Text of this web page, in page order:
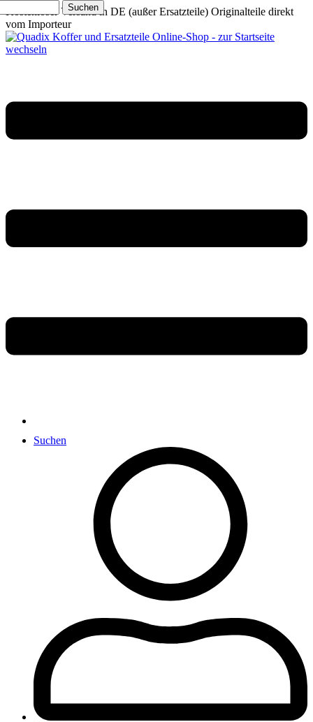
Kostenloser Versand in DE (außer Ersatzteile) Originalteile direkt
vom Importeur
Suchen
Suchen